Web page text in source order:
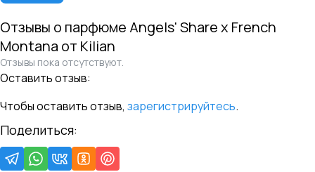
Отзывы о парфюме Angels' Share x French
Montana от Kilian
Отзывы пока отсутствуют.
Оставить отзыв:
Чтобы оставить отзыв, зарегистрируйтесь.
Поделиться: